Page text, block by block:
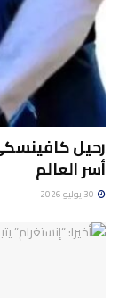
رحيل
أسر العالم